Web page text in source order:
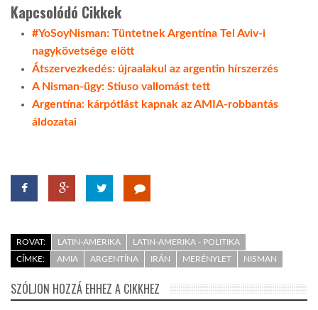
Kapcsolódó Cikkek
#YoSoyNisman: Tüntetnek Argentína Tel Aviv-i
nagykövetsége elött
Átszervezkedés: újraalakul az argentin hírszerzés
A Nisman-ügy: Stiuso vallomást tett
Argentína: kárpótlást kapnak az AMIA-robbantás
áldozatai
ROVAT: LATIN-AMERIKA
LATIN-AMERIKA - POLITIKA
CÍMKE:
AMIA ARGENTÍNA IRÁN MERÉNYLET NISMAN
SZÓLJON HOZZÁ EHHEZ A CIKKHEZ